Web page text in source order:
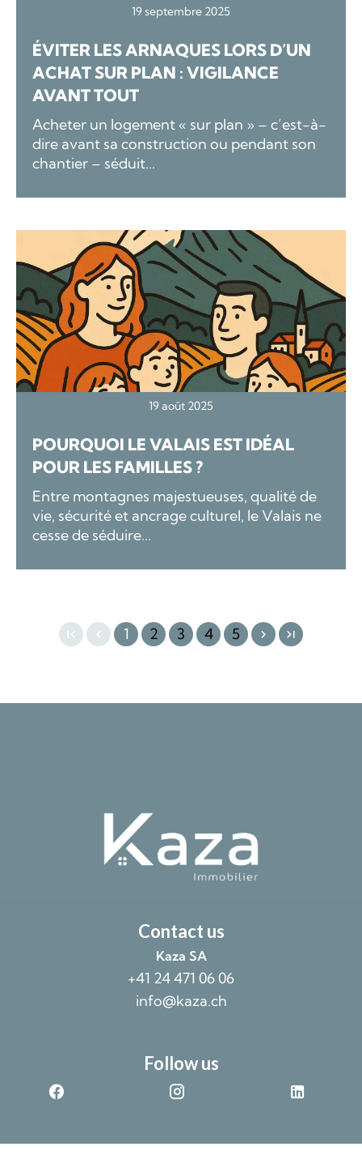
19 septembre 2025
ÉVITER LES ARNAQUES LORS D’UN
ACHAT SUR PLAN : VIGILANCE
AVANT TOUT
Acheter un logement « sur plan » – c’est-à-
dire avant sa construction ou pendant son
chantier – séduit...
19 août 2025
POURQUOI LE VALAIS EST IDÉAL
POUR LES FAMILLES ?
Entre montagnes majestueuses, qualité de
vie, sécurité et ancrage culturel, le Valais ne
cesse de séduire...
1 2 3 4 5
Contact us
Kaza SA
+41 24 471 06 06
info@kaza.ch
Follow us